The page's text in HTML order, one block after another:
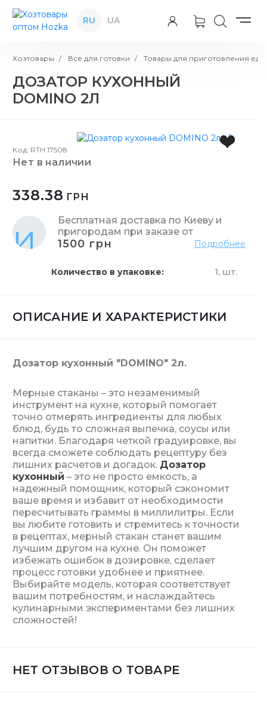
RU UA
Хозтовары Все для готовки Товары для приготовления еды
ДОЗАТОР КУХОННЫЙ
DOMINO 2Л
Код: RTH 17508
нет в наличии
338.38 ГРН
Бесплатная доставка по Киеву и
пригородам при заказе от
1500 грн Подробнее
Количество в упаковке 1, шт.
ОПИСАНИЕ И ХАРАКТЕРИСТИКИ
Дозатор кухонный "DOMINO" 2л.
Мерные стаканы – это незаменимый
инструмент на кухне, который помогает
точно отмерять ингредиенты для любых
блюд, будь то сложная выпечка, соусы или
напитки. Благодаря четкой градуировке, вы
всегда сможете соблюдать рецептуру без
лишних расчетов и догадок. Дозатор
кухонный – это не просто емкость, а
надежный помощник, который сэкономит
ваше время и избавит от необходимости
пересчитывать граммы в миллилитры. Если
вы любите готовить и стремитесь к точности
в рецептах, мерный стакан станет вашим
лучшим другом на кухне. Он поможет
избежать ошибок в дозировке, сделает
процесс готовки удобнее и приятнее.
Выбирайте модель, которая соответствует
вашим потребностям, и наслаждайтесь
кулинарными экспериментами без лишних
сложностей!
НЕТ ОТЗЫВОВ О ТОВАРЕ